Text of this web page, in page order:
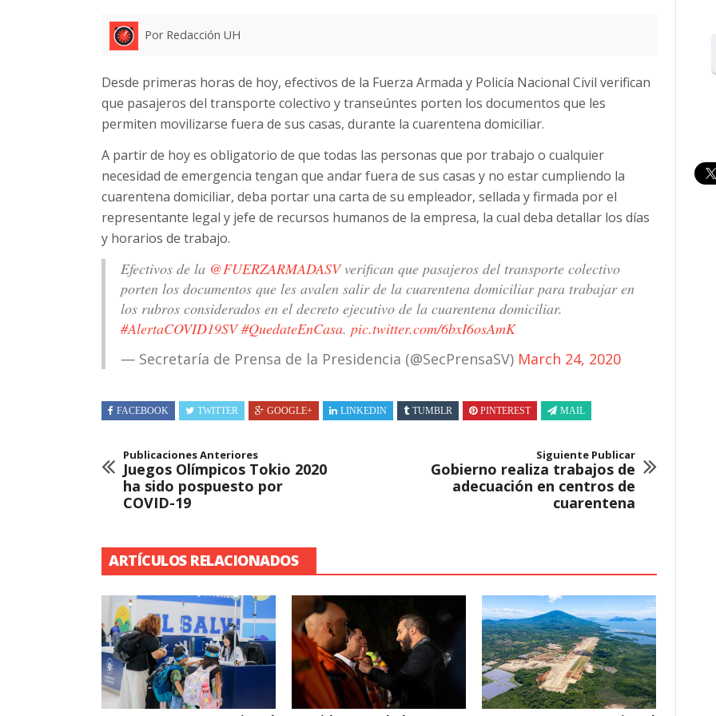
Por Redacción UH
Desde primeras horas de hoy, efectivos de la Fuerza Armada y Policía Nacional Civil verifican
que pasajeros del transporte colectivo y transeúntes porten los documentos que les
permiten movilizarse fuera de sus casas, durante la cuarentena domiciliar.
A partir de hoy es obligatorio de que todas las personas que por trabajo o cualquier
necesidad de emergencia tengan que andar fuera de sus casas y no estar cumpliendo la
cuarentena domiciliar, deba portar una carta de su empleador, sellada y firmada por el
representante legal y jefe de recursos humanos de la empresa, la cual deba detallar los días
y horarios de trabajo.
Efectivos de la @FUERZARMADASVverifican que pasajeros del transporte colectivo
porten los documentos que les avalen salir de la cuarentena domiciliar para trabajar en
los rubros considerados en el decreto ejecutivo de la cuarentena domiciliar.
#AlertaCOVID19SV #QuedateEnCasa. pic.twitter.com/6bxI6osAmK
— Secretaría de Prensa de la Presidencia (@SecPrensaSV) March 24, 2020
FACEBOOK TWITTER GOOGLE+ LINKEDIN TUMBLR PINTEREST MAIL
Publicaciones Anteriores
Juegos Olímpicos Tokio 2020
ha sido pospuesto por
COVID-19
Siguiente Publicar
Gobierno realiza trabajos de
adecuación en centros de
cuarentena
ARTÍCULOS RELACIONADOS